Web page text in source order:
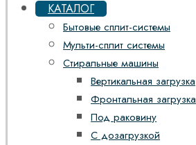
КАТАЛОГ
Бытовые сплит-системы
Мульти-сплит системы
Стиральные машины
Вертикальная загрузка
Фронтальная загрузка
Под раковину
С дозагрузкой